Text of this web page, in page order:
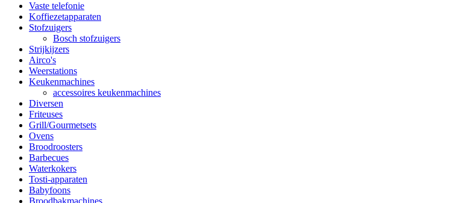
Vaste telefonie
Koffiezetapparaten
Stofzuigers
Bosch stofzuigers
Strijkijzers
Airco's
Weerstations
Keukenmachines
accessoires keukenmachines
Diversen
Friteuses
Grill/Gourmetsets
Ovens
Broodroosters
Barbecues
Waterkokers
Tosti-apparaten
Babyfoons
Broodbakmachines